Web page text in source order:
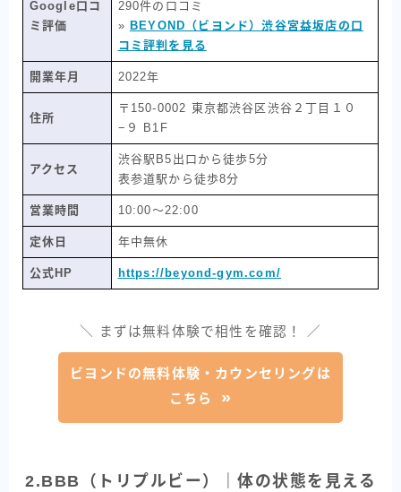
Google口コ
ミ評価
290件の口コミ
» BEYOND（ビヨンド）渋谷宮益坂店の口
コミ評判を見る
開業年月 2022年
住所
〒150-0002 東京都渋谷区渋谷２丁目１０
−９ B1F
アクセス
渋谷駅B5出口から徒歩5分
表参道駅から徒歩8分
営業時間 10:00～22:00
定休日 年中無休
公式HP https://beyond-gym.com/
＼ まずは無料体験で相性を確認！ ／
ビヨンドの無料体験・カウンセリングは
こちら
2.BBB（トリプルビー）｜体の状態を見える